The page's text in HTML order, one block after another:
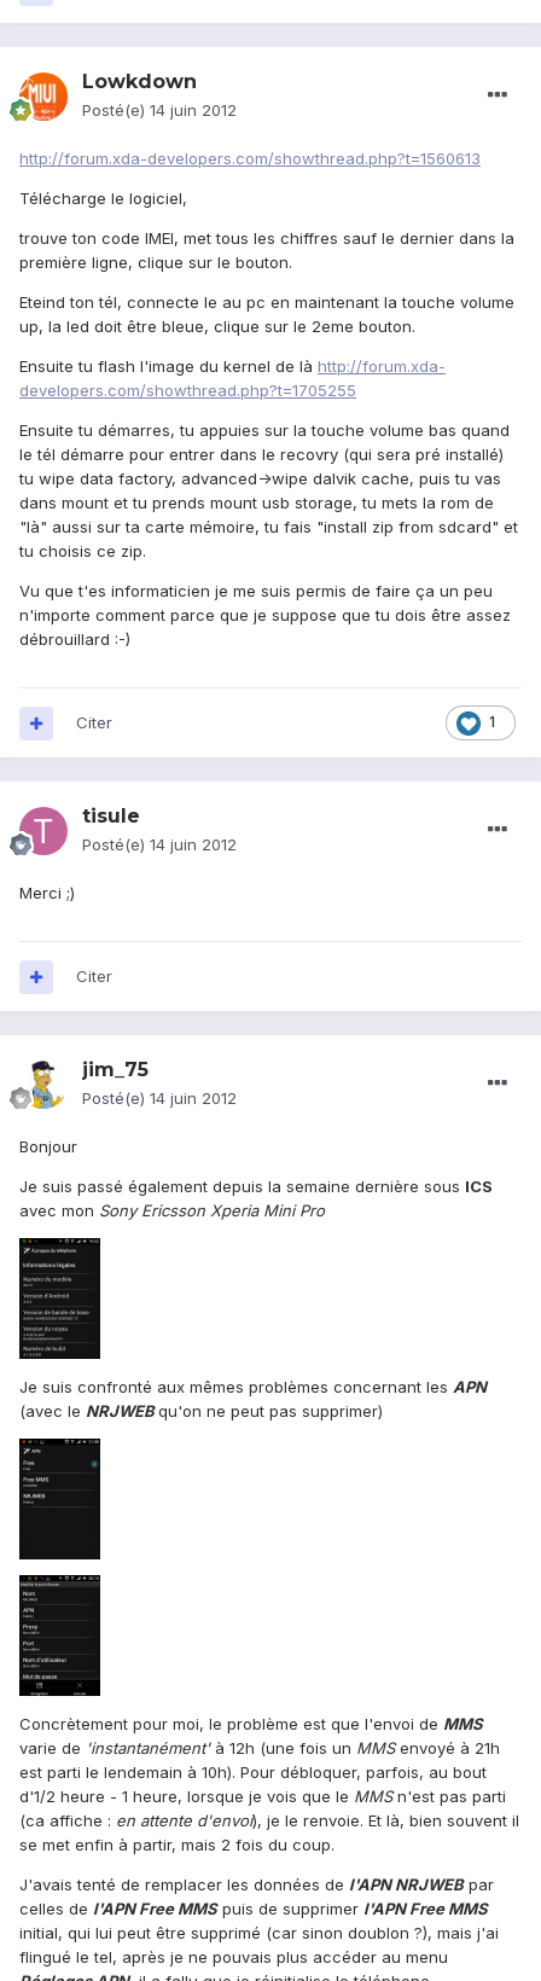
Lowkdown
Posté(e) 14 juin 2012
http://forum.xda-developers.com/showthread.php?t=1560613
Télécharge le logiciel,
trouve ton code IMEI, met tous les chiffres sauf le dernier dans la
première ligne, clique sur le bouton.
Eteind ton tél, connecte le au pc en maintenant la touche volume
up, la led doit être bleue, clique sur le 2eme bouton.
Ensuite tu flash l'image du kernel de là http://forum.xda-
developers.com/showthread.php?t=1705255
Ensuite tu démarres, tu appuies sur la touche volume bas quand
le tél démarre pour entrer dans le recovry (qui sera pré installé)
tu wipe data factory, advanced->wipe dalvik cache, puis tu vas
dans mount et tu prends mount usb storage, tu mets la rom de
"là" aussi sur ta carte mémoire, tu fais "install zip from sdcard" et
tu choisis ce zip.
Vu que t'es informaticien je me suis permis de faire ça un peu
n'importe comment parce que je suppose que tu dois être assez
débrouillard :-)
1
Citer
tisule
Posté(e) 14 juin 2012
Merci ;)
Citer
jim_75
Posté(e) 14 juin 2012
Bonjour
Je suis passé également depuis la semaine dernière sous ICS
avec mon Sony Ericsson Xperia Mini Pro
Je suis confronté aux mêmes problèmes concernant les APN
(avec le NRJWEBqu'on ne peut pas supprimer)
Concrètement pour moi, le problème est que l'envoi de MMS
varie de 'instantanément' à 12h (une fois un MMSenvoyé à 21h
est parti le lendemain à 10h). Pour débloquer, parfois, au bout
d'1/2 heure - 1 heure, lorsque je vois que le MMSn'est pas parti
(ca affiche : en attente d'envoi), je le renvoie. Et là, bien souvent il
se met enfin à partir, mais 2 fois du coup.
J'avais tenté de remplacer les données de l'APN NRJWEBpar
celles de l'APN Free MMSpuis de supprimer l'APN Free MMS
initial, qui lui peut être supprimé (car sinon doublon ?), mais j'ai
flingué le tel, après je ne pouvais plus accéder au menu